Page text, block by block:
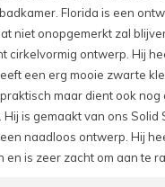
Florida is een
niet onopgemerkt zal
cirkelvormig ontwerp. Hij
een erg mooie zwarte
maar dient ook nog
Hij is gemaakt van ons Solid
naadloos ontwerp. Hij
en is zeer zacht om aan te